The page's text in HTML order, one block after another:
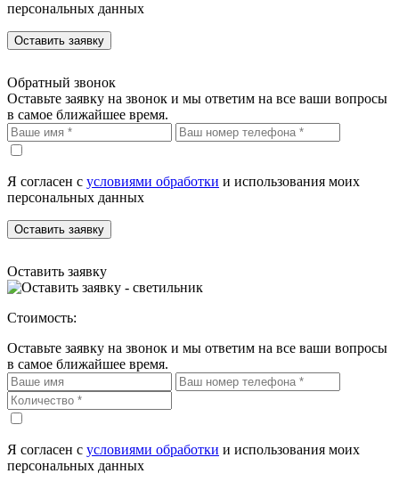
персональных данных
Оставить заявку
Обратный звонок
Оставьте заявку на звонок и мы ответим на все ваши вопросы
в самое ближайшее время.
Я согласен с условиями обработки и использования моих
персональных данных
Оставить заявку
Оставить заявку
Стоимость:
Оставьте заявку на звонок и мы ответим на все ваши вопросы
в самое ближайшее время.
Я согласен с условиями обработки и использования моих
персональных данных